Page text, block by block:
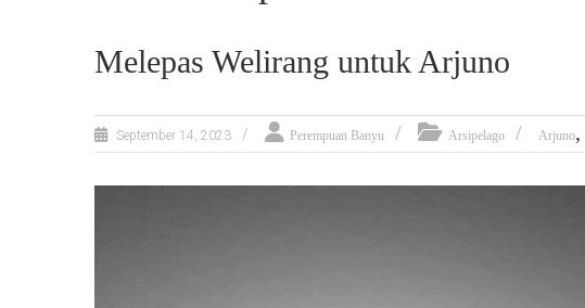
Melepas Welirang untuk Arjuno
September 14, 2023 Perempuan Banyu Arsipelago Arjuno,